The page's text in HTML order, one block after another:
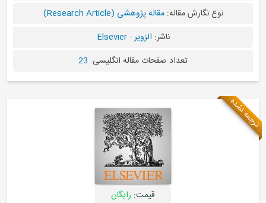
نوع نگارش مقاله:مقاله پژوهشی (Research Article)
الزویر - Elsevier
تعداد صفحات مقاله انگلیسی: 23
رایگان